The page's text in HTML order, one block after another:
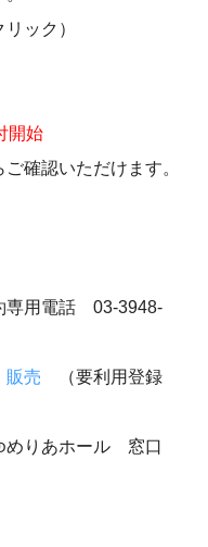
リック）
開始
ご確認いただけます。
専用電話 03-3948-
販売 （要利用登録
めりあホール 窓口